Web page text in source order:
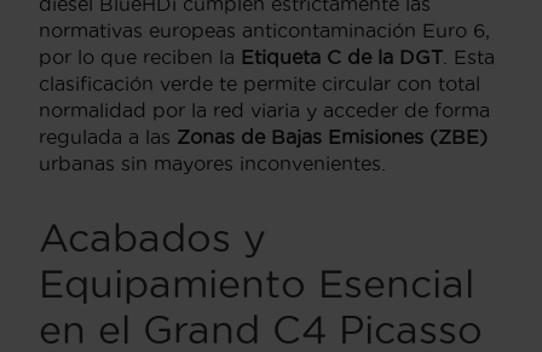
normativas europeas anticontaminación Euro 6,
por lo que reciben la Etiqueta C de la DGT . Esta
clasificación verde te permite circular con total
normalidad por la red viaria y acceder de forma
regulada a las Zonas de Bajas Emisiones (ZBE)
urbanas sin mayores inconvenientes.
Acabados y
Equipamiento Esencial
en el Grand C4 Picasso